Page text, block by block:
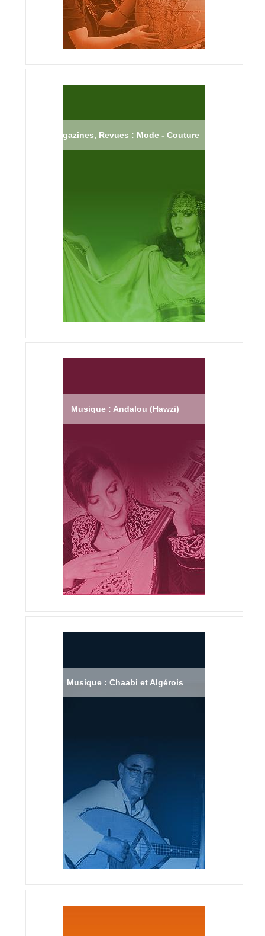
Magazines, Revues : Mode - Couture
Musique : Andalou (Hawzi)
Musique : Chaabi et Algérois